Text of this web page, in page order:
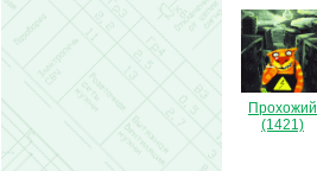
Прохожий
(1421)